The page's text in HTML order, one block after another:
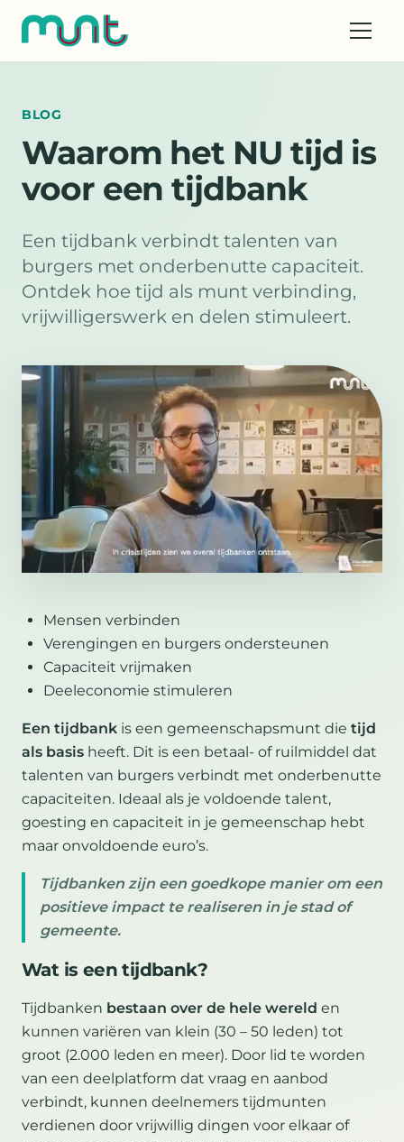
BLOG
Waarom het NU tijd is
voor een tijdbank
Een tijdbank verbindt talenten van
burgers met onderbenutte capaciteit.
Ontdek hoe tijd als munt verbinding,
vrijwilligerswerk en delen stimuleert.
Mensen verbinden
Verengingen en burgers ondersteunen
Capaciteit vrijmaken
Deeleconomie stimuleren
Een tijdbank is een gemeenschapsmunt die tijd
als basis heeft. Dit is een betaal- of ruilmiddel dat
talenten van burgers verbindt met onderbenutte
capaciteiten. Ideaal als je voldoende talent,
goesting en capaciteit in je gemeenschap hebt
maar onvoldoende euro’s.
Tijdbanken zijn een goedkope manier om een
positieve impact te realiseren in je stad of
gemeente.
Wat is een tijdbank?
Tijdbanken bestaan over de hele wereld en
kunnen variëren van klein (30 – 50 leden) tot
groot (2.000 leden en meer). Door lid te worden
van een deelplatform dat vraag en aanbod
verbindt, kunnen deelnemers tijdmunten
verdienen door vrijwillig dingen voor elkaar of